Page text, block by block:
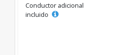
Conductor adicional
incluido